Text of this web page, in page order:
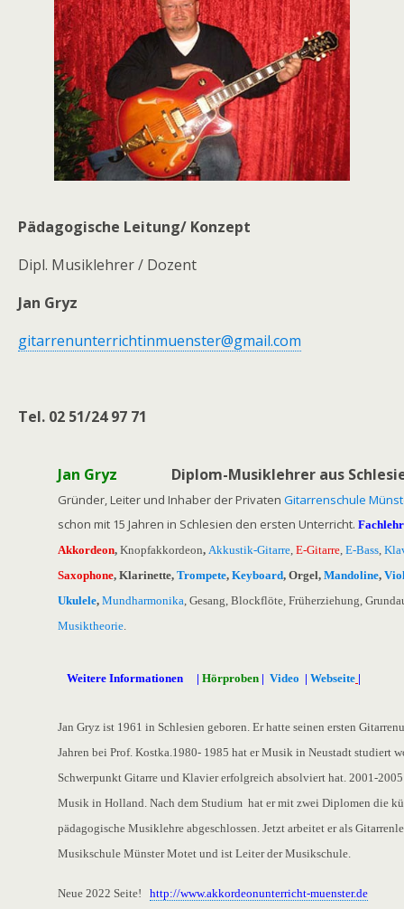
Pädagogische Leitung/ Konzept
Dipl. Musiklehrer / Dozent
Jan Gryz
gitarrenunterrichtinmuenster@gmail.com
Tel. 02 51/24 97 71
Jan Gryz Diplom-Musiklehrer aus
Gründer, Leiter und Inhaber der Privaten Gitarrenschule
schon mit 15 Jahren in Schlesien den ersten Unterricht.
Akkordeon, Knopfakkordeon, Akkustik-Gitarre, E-Gitarre, E-Bass,
Saxophone, Klarinette, Trompete, Keyboard, Orgel, Mandoline,
Ukulele, Mundharmonika, Gesang, Blockflöte, Früherziehung,
Musiktheorie.
Weitere Informationen | Hörproben | Video | Webseite |
Jan Gryz ist 1961 in Schlesien geboren. Er hatte seinen ersten
Jahren bei Prof. Kostka.1980- 1985 hat er Musik in Neustadt studiert
Schwerpunkt Gitarre und Klavier erfolgreich absolviert hat. 2001-
Musik in Holland. Nach dem Studium hat er mit zwei Diplomen die
pädagogische Musiklehre abgeschlossen. Jetzt arbeitet er als
Musikschule Münster Motet und ist Leiter der Musikschule.
Neue 2022 Seite! http://www.akkordeonunterricht-muenster.de